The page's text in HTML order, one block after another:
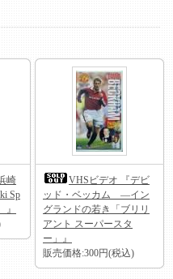
崎
Sp
VHSビデオ 『デビ
ッド・ベッカム ―イン
グランドの若き「ブリリ
アント スーパースタ
ー」』
販売価格:300円(税込)